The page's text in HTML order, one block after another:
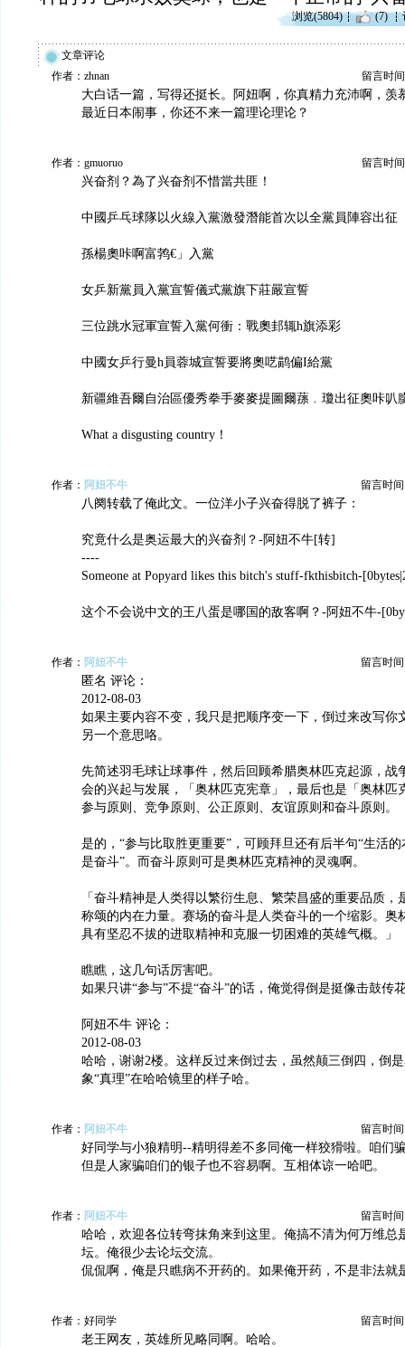
浏览(5804) (7)
文章评论
作者：zhnan
留言时
大白话一篇，写得还挺长。阿妞啊，你真精力充沛啊，羡
最近日本闹事，你还不来一篇理论理论？
作者：gmuoruo 留言时
兴奋剂？為了兴奋剂不惜當共匪！
中國乒乓球隊以火線入黨激發潛能首次以全黨員陣容出征
孫楊奧咔啊富鹁€」入黨
女乒新黨員入黨宣誓儀式黨旗下莊嚴宣誓
三位跳水冠軍宣誓入黨何衝：戰奧邽辄h旗添彩
中國女乒行曼h員蓉城宣誓要將奧呓鹋偏I給黨
新疆維吾爾自治區優秀拳手麥麥提圖爾蓀﹒瓊出征奧咔叭
What a disgusting country！
作者： 阿妞不牛 留言时间
八阕转载了俺此文。一位洋小子兴奋得脱了裤子：
究竟什么是奥运最大的兴奋剂？-阿妞不牛[转]
----
Someone at Popyard likes this bitch's stuff-fkthisbitch-
这个不会说中文的王八蛋是哪国的敌客啊？-阿妞不牛-
作者： 阿妞不牛 留言时间
匿名 评论：
2012-08-03
如果主要内容不变，我只是把顺序变一下，倒过来改写你
另一个意思咯。
先简述羽毛球让球事件，然后回顾希腊奥林匹克起源，战
会的兴起与发展，「奥林匹克宪章」，最后也是「奥林匹
参与原则、竞争原则、公正原则、友谊原则和奋斗原则。
是的，“参与比取胜更重要”，可顾拜旦还有后半句“生活
是奋斗”。而奋斗原则可是奥林匹克精神的灵魂啊。
「奋斗精神是人类得以繁衍生息、繁荣昌盛的重要品质，
称颂的内在力量。赛场的奋斗是人类奋斗的一个缩影。奥
具有坚忍不拔的进取精神和克服一切困难的英雄气概。」
瞧瞧，这几句话厉害吧。
如果只讲“参与”不提“奋斗”的话，俺觉得倒是挺像击鼓传
阿妞不牛 评论：
2012-08-03
哈哈，谢谢2楼。这样反过来倒过去，虽然颠三倒四，倒
象“真理”在哈哈镜里的样子哈。
作者： 阿妞不牛 留言时间
好同学与小狼精明--精明得差不多同俺一样狡猾啦。咱们
但是人家骗咱们的银子也不容易啊。互相体谅一哈吧。
作者： 阿妞不牛 留言时间
哈哈，欢迎各位转弯抹角来到这里。俺搞不清为何万维总
坛。俺很少去论坛交流。
侃侃啊，俺是只瞧病不开药的。如果俺开药，不是非法就
作者：好同学 留言时间
老王网友，英雄所见略同啊。哈哈。